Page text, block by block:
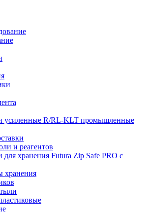
усиленные R/RL-KLT промышленные
и реагентов
хранения Futura Zip Safe PRO с
хранения